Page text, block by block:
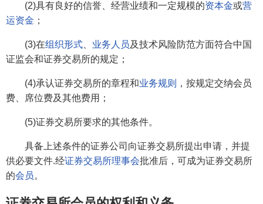
(2)具有良好的信誉、经营业绩和一定规模的资本金或营
运资金 ；
(3)在组织形式 业务人员及技术风险防范方面符合中国
证监会和证券交易所的规定；
(4)承认证券交易所的章程和业务规则
，按规定交纳会员
费、席位费及其他费用；
(5)证券交易所要求的其他条件。
具备上述条件的证券公司向证券交易所提出申请，并提
供必要文件.经证券交易所理事会批准后，可成为证券交易所
的会员。